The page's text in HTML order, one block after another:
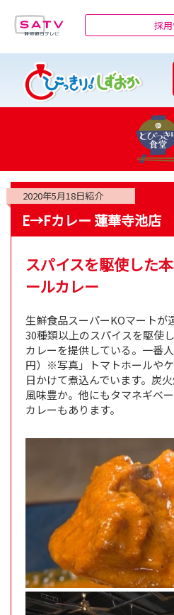
採
2020年5月18日紹介
E→Fカレー 蓮華寺池店
スパイスを駆使した
ールカレー
生鮮食品スーパーKOマートが
30種類以上のスパイスを駆使
カレーを提供している。一番
円）※写真」トマトホールや
日かけて煮込んでいます。炭
風味豊か。他にもタマネギベ
カレーもあります。